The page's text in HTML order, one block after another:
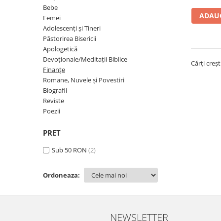
Prietenie, Logodnă și Căsătorie
Cărți de Colorat
Adolescenți și Tineri
Păstorirea Bisericii
Lucrarea cu Copiii și Tinerii
Închinare prin Muzică
Bebe
Femei
Adolescenți și Tineri
Păstorirea Bisericii
Apologetică
Devoționale/Meditații Biblice
Finanțe
Romane, Nuvele și Povestiri
Biografii
Reviste
Poezii
PRET
Sub 50 RON (2)
Ordoneaza:
Cărți
NEWSLETTER